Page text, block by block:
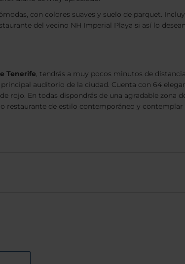
con colores suaves y suelo de parquet.
del vecino NH Imperial Playa si así lo
Tenerife, tendrás a muy pocos minutos de
auditorio de la ciudad. Cuenta con 64
rojo. En todas dispondrás de una agradable zona
restaurante de estilo contemporáneo y contemplar